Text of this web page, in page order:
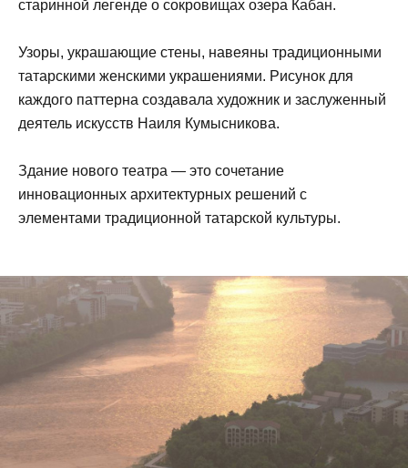
старинной легенде о сокровищах озера Кабан.
Узоры, украшающие стены, навеяны традиционными
татарскими женскими украшениями. Рисунок для
каждого паттерна создавала художник и заслуженный
деятель искусств Наиля Кумысникова.
Здание нового театра — это сочетание
инновационных архитектурных решений с
элементами традиционной татарской культуры.